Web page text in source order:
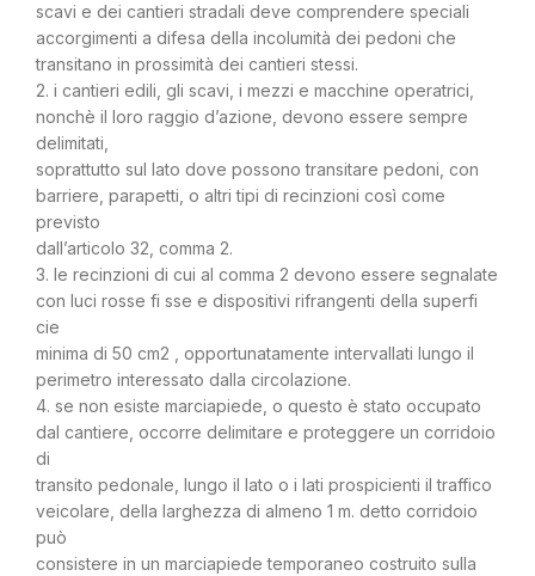
scavi e dei cantieri stradali deve comprendere speciali
accorgimenti a difesa della incolumità dei pedoni che
transitano in prossimità dei cantieri stessi.
2. i cantieri edili, gli scavi, i mezzi e macchine operatrici,
nonchè il loro raggio d’azione, devono essere sempre
delimitati,
soprattutto sul lato dove possono transitare pedoni, con
barriere, parapetti, o altri tipi di recinzioni così come
previsto
dall’articolo 32, comma 2.
3. le recinzioni di cui al comma 2 devono essere segnalate
con luci rosse fi sse e dispositivi rifrangenti della superfi
cie
minima di 50 cm2 , opportunatamente intervallati lungo il
perimetro interessato dalla circolazione.
4. se non esiste marciapiede, o questo è stato occupato
dal cantiere, occorre delimitare e proteggere un corridoio
di
transito pedonale, lungo il lato o i lati prospicienti il traffico
veicolare, della larghezza di almeno 1 m. detto corridoio
può
consistere in un marciapiede temporaneo costruito sulla